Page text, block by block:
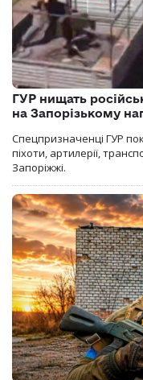
ГУР нищать
на Запорізькому
Спецпризначенці ГУР
піхоти, артилерії,
Запоріжжі.